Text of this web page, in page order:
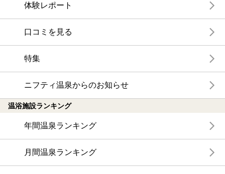
体験レポート
口コミを見る
特集
ニフティ温泉からのお知らせ
温浴施設ランキング
年間温泉ランキング
月間温泉ランキング